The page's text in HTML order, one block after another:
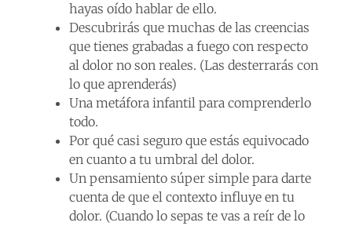
hayas oído hablar de ello.
Descubrirás que muchas de las creencias
que tienes grabadas a fuego con respecto
al dolor no son reales. (Las desterrarás con
lo que aprenderás)
Una metáfora infantil para comprenderlo
todo.
Por qué casi seguro que estás equivocado
en cuanto a tu umbral del dolor.
Un pensamiento súper simple para darte
cuenta de que el contexto influye en tu
dolor. (Cuando lo sepas te vas a reír de lo